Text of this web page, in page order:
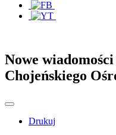
Nowe
Chojeńskiego
Drukuj